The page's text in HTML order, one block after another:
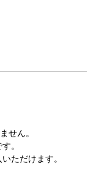
せん。
。
ただけます。